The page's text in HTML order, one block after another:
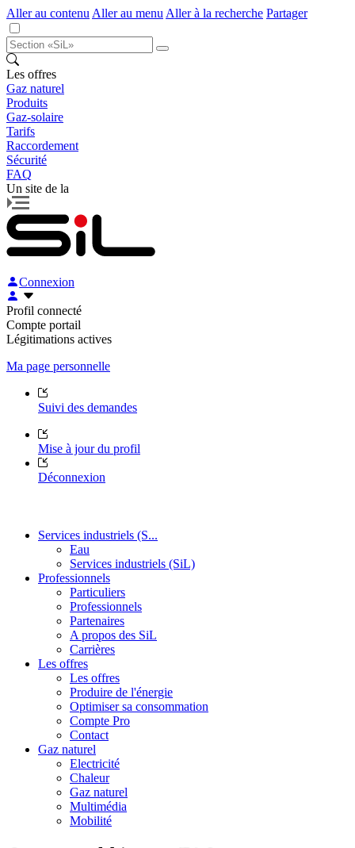
Aller au contenu Aller au menu Aller à la recherche Partager
Les offres
Gaz naturel
Produits
Gaz-solaire
Tarifs
Raccordement
Sécurité
FAQ
Un site de la
Connexion
Profil connecté
Compte portail
Légitimations actives
Ma page personnelle
Suivi des demandes
Mise à jour du profil
Déconnexion
Services industriels (S...
Eau
Services industriels (SiL)
Professionnels
Particuliers
Professionnels
Partenaires
A propos des SiL
Carrières
Les offres
Les offres
Produire de l'énergie
Optimiser sa consommation
Compte Pro
Contact
Gaz naturel
Electricité
Chaleur
Gaz naturel
Multimédia
Mobilité